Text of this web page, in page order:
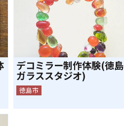
デコミラー制作体験(徳島
ガラススタジオ)
徳島市